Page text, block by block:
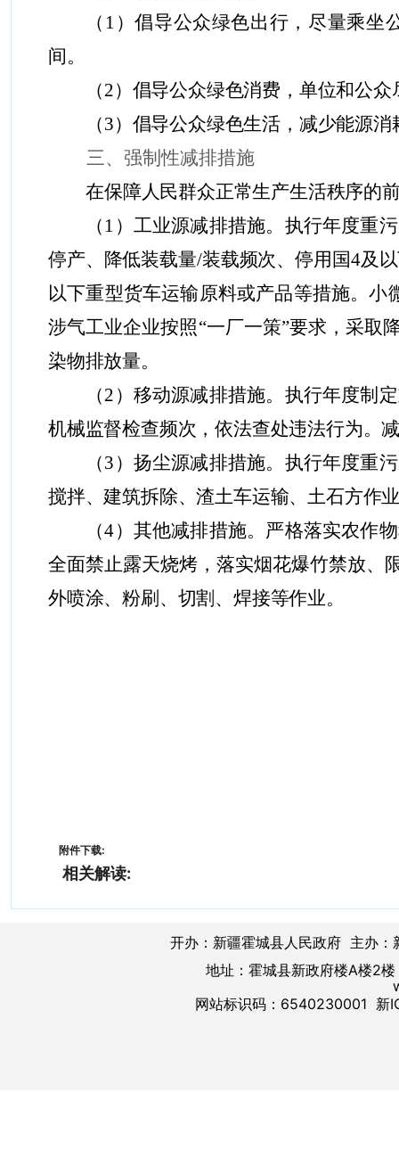
（ 1 ）倡导公众绿色出行，尽量乘坐
间。
（2）倡导公众绿色消费，单位和公
（3）倡导公众绿色生活，减少能源消
三、强制性减排措施
在保障人民群众正常生产生活秩序的
（ 1 ） 工业源减排措施。执行年度重
停产、降低装载量/装载频次、停用国4及
以下重型货车运输原料或产品等措施。小
涉气工业企业按照“一厂一策”要求，采取
染物排放量。
（2 ） 移动源减排措施。执行年度制定
机械监督检查频次，依法查处违法行为。
（3 ） 扬尘源减排措施。执行年度重
搅拌、建筑拆除、渣土车运输、土石方作
（4） 其他减排措施。严格落实农作
全面禁止露天烧烤，落实烟花爆竹禁放、
外喷涂、粉刷、切割、焊接等作业。
附件下载:
相关解读:
开办：新疆霍城县人民政府 主办
地址：霍城县新政府楼A楼
网站标识码：6540230001 新